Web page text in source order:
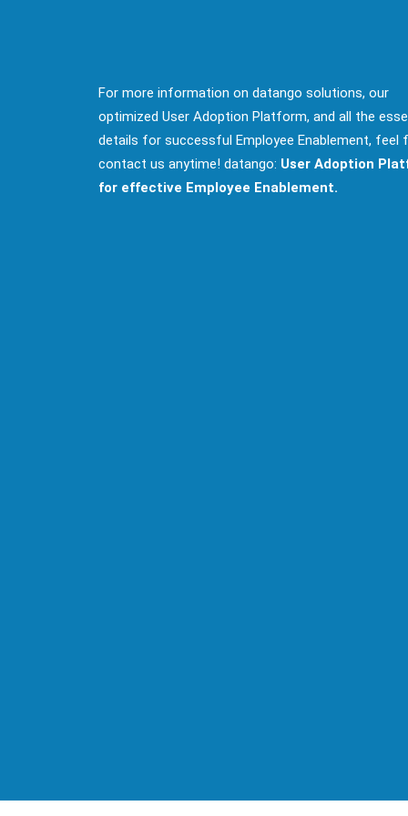
For more information on datango solutions, our
optimized User Adoption Platform, and all the
details for successful Employee Enablement, feel
contact us anytime! datango: User Adoption
for effective Employee Enablement.